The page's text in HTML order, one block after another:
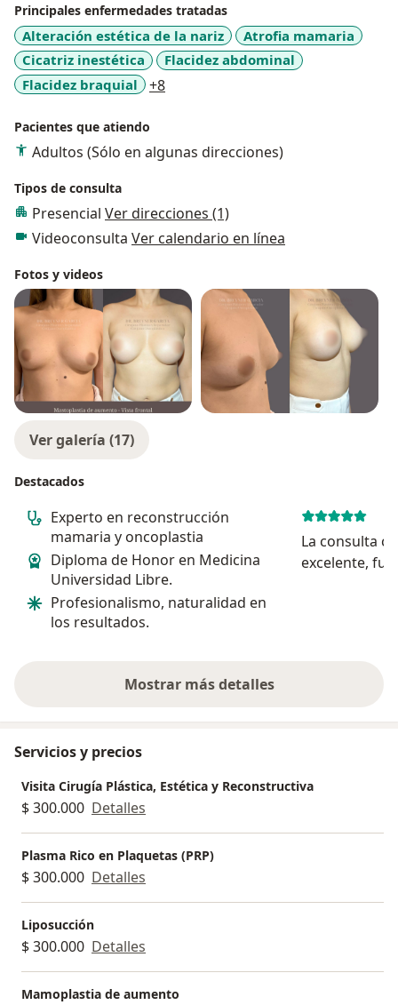
Principales enfermedades tratadas
Alteración estética de la nariz
Atrofia mamaria
Cicatriz inestética
Flacidez abdominal
Flacidez braquial
+8a11y_sr_more_diseases
Pacientes que atiendo
Adultos (Sólo en algunas direcciones)
Tipos de consulta
Presencial Ver direcciones (1)
Videoconsulta Ver calendario en línea
Fotos y videos
Ver galería (17)
Destacados
Experto en reconstrucción
mamaria y oncoplastia
Diploma de Honor en Medicina
Universidad Libre.
Profesionalismo, naturalidad en
los resultados.
La consulta
excelente,
Mostrar más detalles
sobre la experiencia
Servicios y precios
Visita Cirugía Plástica, Estética y Reconstructiva
$ 300.000 Detalles
Plasma Rico en Plaquetas (PRP)
$ 300.000 Detalles
Liposucción
$ 300.000 Detalles
Mamoplastia de aumento